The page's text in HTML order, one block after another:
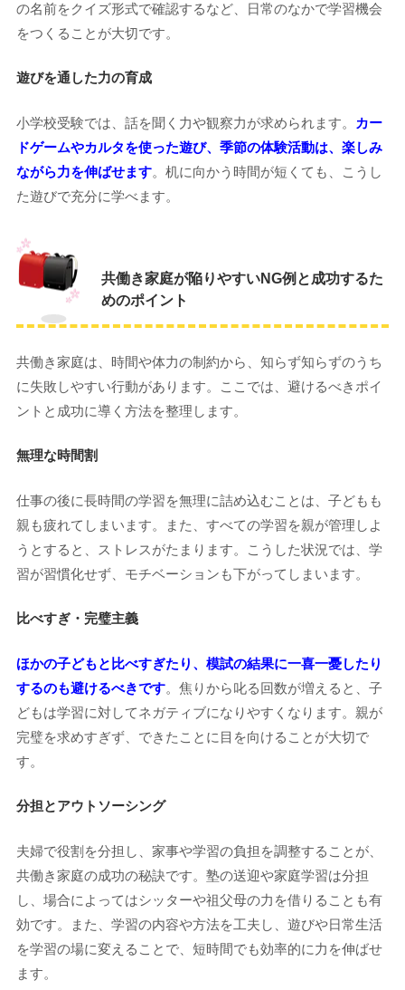
の名前をクイズ形式で確認するなど、日常のなかで学習機会
をつくることが大切です。
遊びを通した力の育成
小学校受験では、話を聞く力や観察力が求められます。
カー
ドゲームやカルタを使った遊び、季節の体験活動は、楽しみ
ながら力を伸ばせます。机に向かう時間が短くても、こうし
た遊びで充分に学べます。
共働き家庭が陥りやすいNG例と成功するた
めのポイント
共働き家庭は、時間や体力の制約から、知らず知らずのうち
に失敗しやすい行動があります。ここでは、避けるべきポイ
ントと成功に導く方法を整理します。
無理な時間割
仕事の後に長時間の学習を無理に詰め込むことは、子どもも
親も疲れてしまいます。また、すべての学習を親が管理しよ
うとすると、ストレスがたまります。こうした状況では、学
習が習慣化せず、モチベーションも下がってしまいます。
比べすぎ・完璧主義
ほかの子どもと比べすぎたり、模試の結果に一喜一憂したり
するのも避けるべきです。焦りから叱る回数が増えると、子
どもは学習に対してネガティブになりやすくなります。親が
完璧を求めすぎず、できたことに目を向けることが大切で
す。
分担とアウトソーシング
夫婦で役割を分担し、家事や学習の負担を調整することが、
共働き家庭の成功の秘訣です。塾の送迎や家庭学習は分担
し、場合によってはシッターや祖父母の力を借りることも有
効です。また、学習の内容や方法を工夫し、遊びや日常生活
を学習の場に変えることで、短時間でも効率的に力を伸ばせ
ます。